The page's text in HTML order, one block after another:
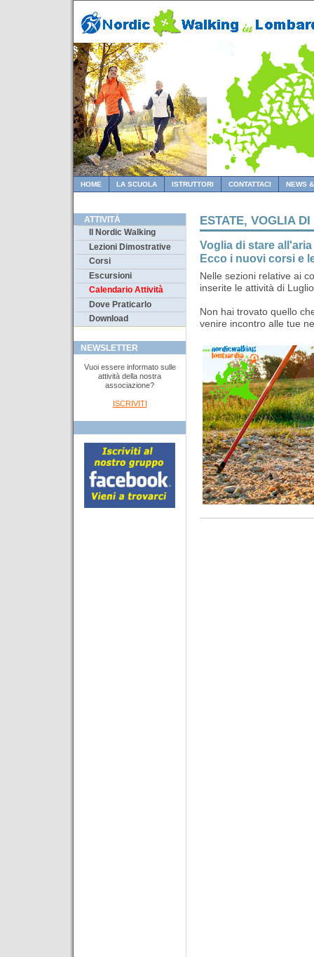
HOME LA SCUOLA ISTRUTTORI CONTATTACI NEWS
ATTIVITÀ
Il Nordic Walking
Lezioni Dimostrative
Corsi
Escursioni
Calendario Attività
Dove Praticarlo
Download
NEWSLETTER
Vuoi essere informato sulle
attività della nostra
associazione?
ISCRIVITI
ESTATE, VOGLIA
Voglia di stare
Ecco i nuovi corsi e
Nelle sezioni relative ai
inserite le attività di
Non hai trovato quello
venire incontro alle tue